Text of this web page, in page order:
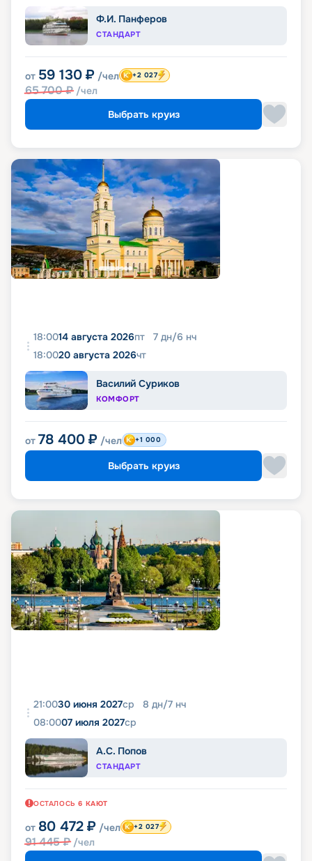
Ф.И. Панферов
СТАНДАРТ
от 59 130 ₽ /чел
65 700₽ /чел
+2 027
Выбрать круиз
18:0014 августа 2026пт 7 дн/6 нч
18:0020 августа 2026чт
Василий Суриков
КОМФОРТ
от 78 400 ₽ /чел +1 000
Выбрать круиз
21:0030 июня 2027ср 8 дн/7 нч
08:0007 июля 2027ср
А.С. Попов
СТАНДАРТ
ОСТАЛОСЬ 6 КАЮТ
от 80 472 ₽ /чел
91 445₽ /чел
+2 027